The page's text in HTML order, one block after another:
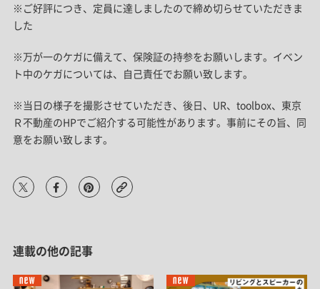
※ご好評につき、定員に達しましたので締め切らせていただきま
した
※万が一のケガに備えて、保険証の持参をお願いします。イベン
ト中のケガについては、自己責任でお願い致します。
※当日の様子を撮影させていただき、後日、UR、toolbox、東京
Ｒ不動産のHPでご紹介する可能性があります。事前にその旨、同
意をお願い致します。
連載の他の記事